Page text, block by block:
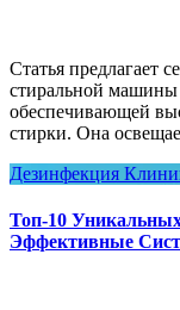
Статья предлагает семь практических советов по выбору
стиральной машины
обеспечивающей
стирки. Она
Дезинфекция
Топ-10
Эффективные